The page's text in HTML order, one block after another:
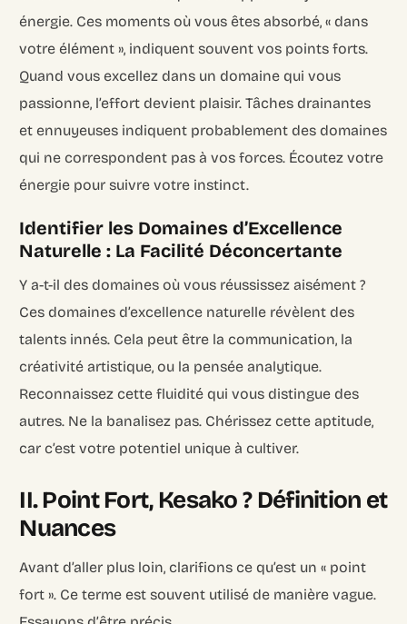
énergie. Ces moments où vous êtes absorbé, « dans
votre élément », indiquent souvent vos points forts.
Quand vous excellez dans un domaine qui vous
passionne, l’effort devient plaisir. Tâches drainantes
et ennuyeuses indiquent probablement des domaines
qui ne correspondent pas à vos forces. Écoutez votre
énergie pour suivre votre instinct.
Identifier les Domaines d’Excellence
Naturelle : La Facilité Déconcertante
Y a-t-il des domaines où vous réussissez aisément ?
Ces domaines d’excellence naturelle révèlent des
talents innés. Cela peut être la communication, la
créativité artistique, ou la pensée analytique.
Reconnaissez cette fluidité qui vous distingue des
autres. Ne la banalisez pas. Chérissez cette aptitude,
car c’est votre potentiel unique à cultiver.
II. Point Fort, Kesako ? Définition et
Nuances
Avant d’aller plus loin, clarifions ce qu’est un « point
fort ». Ce terme est souvent utilisé de manière vague.